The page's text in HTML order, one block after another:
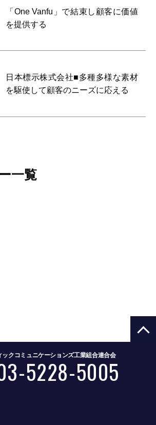
「One Vanfu」で結束し顧客に価値
を提供する
日本標示株式会社■多種多様な素材
を駆使して顧客のニーズに応える
一覧
ックコミュニケーションズ工業組合連合会
5228-5005